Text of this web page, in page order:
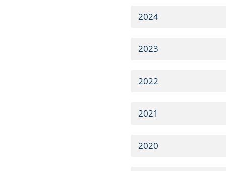
2024
2023
2022
2021
2020